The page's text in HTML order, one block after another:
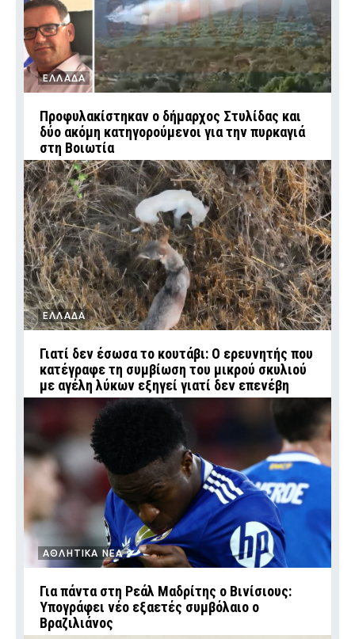
ΕΛΛΑΔΑ
Προφυλακίστηκαν ο δήμαρχος Στυλίδας και
δύο ακόμη κατηγορούμενοι για την πυρκαγιά
στη Βοιωτία
ΕΛΛΑΔΑ
Γιατί δεν έσωσα το κουτάβι: Ο ερευνητής που
κατέγραφε τη συμβίωση του μικρού σκυλιού
με αγέλη λύκων εξηγεί γιατί δεν επενέβη
ΑΘΛΗΤΙΚΑ ΝΕΑ
Για πάντα στη Ρεάλ Μαδρίτης ο Βινίσιους:
Υπογράφει νέο εξαετές συμβόλαιο ο
Βραζιλιάνος